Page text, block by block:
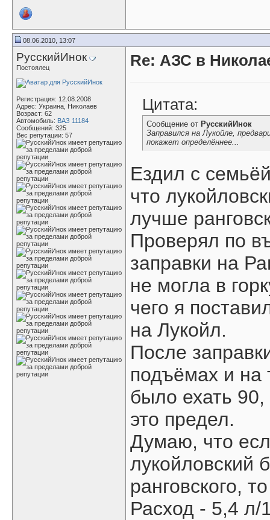
08.06.2010, 13:07
РусскийИнок
Постоялец
Регистрация: 12.08.2008
Адрес: Украина, Николаев
Возраст: 62
Автомобиль: ВАЗ 11184
Сообщений: 325
Вес репутации: 57
Re: АЗС в
Цитата:
Сообщение от РусскийИнок
Заправился на Лукойле,
покажет определённее...
Ездил с
что
лучше
Проверял по
заправки на
не могла в
чего я
на Лукойл.
После
подъёмах и на
было ехать 90,
это предел.
Думаю, что
лукойловский
ранговского,
Расход - 5,4 л/